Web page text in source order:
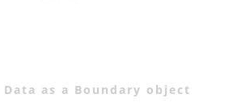
as a Boundary object